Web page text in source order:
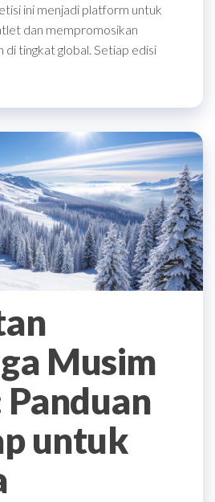
ini menjadi platform untuk
dan mempromosikan
di tingkat global. Setiap edisi
Musim
untuk